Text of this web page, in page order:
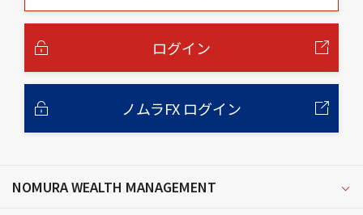
ログイン
ノムラFX ログイン
NOMURA WEALTH MANAGEMENT